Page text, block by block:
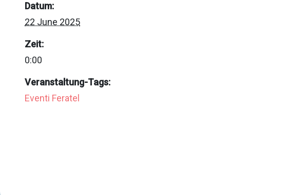
Datum:
22 June 2025
Zeit:
0:00
Veranstaltung-Tags:
Eventi Feratel